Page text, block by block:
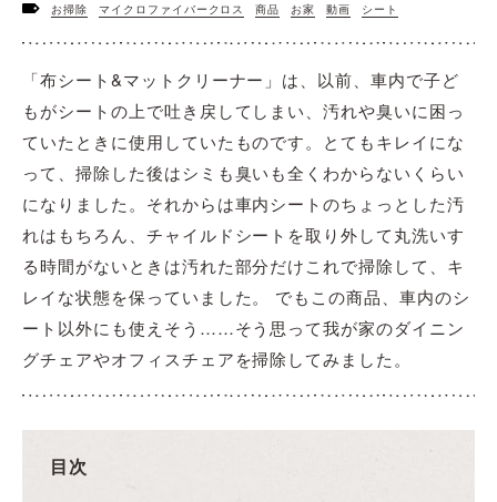
お掃除 マイクロファイバークロス 商品 お家 動画 シート
「布シート&マットクリーナー」は、以前、車内で子ど
もがシートの上で吐き戻してしまい、汚れや臭いに困っ
ていたときに使用していたものです。とてもキレイにな
って、掃除した後はシミも臭いも全くわからないくらい
になりました。それからは車内シートのちょっとした汚
れはもちろん、チャイルドシートを取り外して丸洗いす
る時間がないときは汚れた部分だけこれで掃除して、キ
レイな状態を保っていました。 でもこの商品、車内のシ
ート以外にも使えそう……そう思って我が家のダイニン
グチェアやオフィスチェアを掃除してみました。
目次